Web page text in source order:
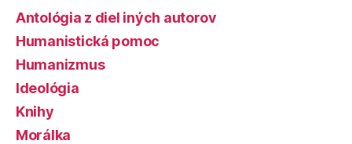
Antológia z diel iných autorov
Humanistická pomoc
Humanizmus
Ideológia
Knihy
Morálka